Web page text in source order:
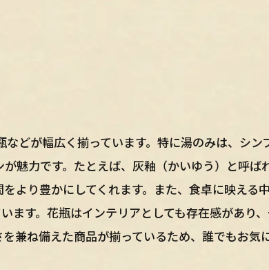
どが幅広く揃っています。特に湯のみは、シン
魅力です。たとえば、灰釉（かいゆう）と呼ば
より豊かにしてくれます。また、食卓に映える
ます。花瓶はインテリアとしても存在感があり
兼ね備えた商品が揃っているため、誰でもお気